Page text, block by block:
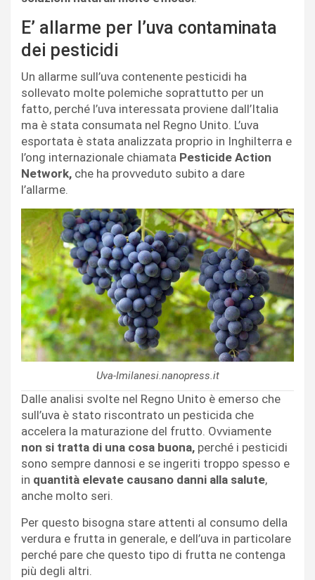
E’ allarme per l’uva contaminata
dei pesticidi
Un allarme sull’uva contenente pesticidi ha
sollevato molte polemiche soprattutto per un
fatto, perché l’uva interessata proviene dall’Italia
ma è stata consumata nel Regno Unito. L’uva
esportata è stata analizzata proprio in Inghilterra e
l’ong internazionale chiamata Pesticide Action
Network, che ha provveduto subito a dare
l’allarme.
Uva-Imilanesi.nanopress.it
Dalle analisi svolte nel Regno Unito è emerso che
sull’uva è stato riscontrato un pesticida che
accelera la maturazione del frutto. Ovviamente
non si tratta di una cosa buona, perché i pesticidi
sono sempre dannosi e se ingeriti troppo spesso e
in quantità elevate causano danni alla salute,
anche molto seri.
Per questo bisogna stare attenti al consumo della
verdura e frutta in generale, e dell’uva in particolare
perché pare che questo tipo di frutta ne contenga
più degli altri.